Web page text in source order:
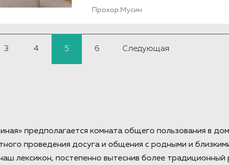
Прохор Мусин
3 4 5 6 Следующая
предполагается комната общего пользования в
проведения досуга и общения с родными и
лексикон, постепенно вытеснив более